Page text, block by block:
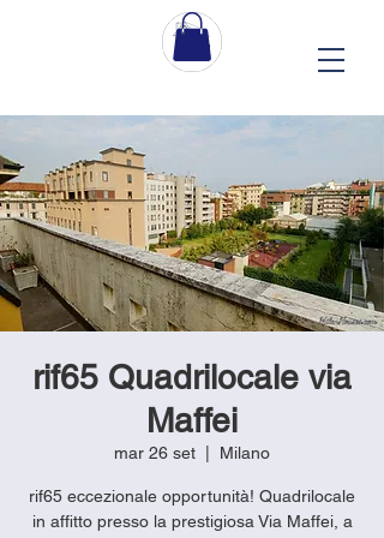
rif65 Quadrilocale via
Maffei
mar 26 set Milano
rif65 eccezionale opportunità! Quadrilocale
in affitto presso la prestigiosa Via Maffei, a